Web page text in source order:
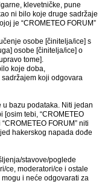
klevetničke, pune
ni bilo koje druge sadržaje
je “CROMETEO FORUM”
osobe [činitelja/ice] s
osobe [činitelja/ice] o
tome].
koje doba,
koji odgovara
bazu podataka. Niti jedan
tebi, “CROMETEO
FORUM” niti
hakerskog napada dođe
stavove/poglede
ce, moderatori/ce i ostale
i neće odgovarati za